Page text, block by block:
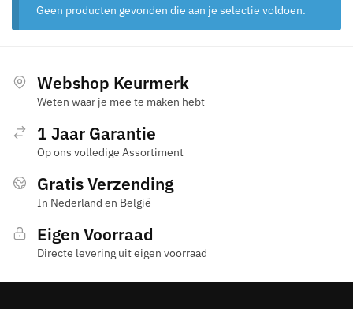
Geen producten gevonden die aan je selectie voldoen.
Webshop Keurmerk
Weten waar je mee te maken hebt
1 Jaar Garantie
Op ons volledige Assortiment
Gratis Verzending
In Nederland en België
Eigen Voorraad
Directe levering uit eigen voorraad